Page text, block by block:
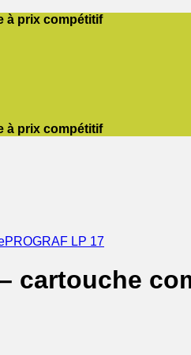
à prix compétitif
à prix compétitif
LP 17
cartouche